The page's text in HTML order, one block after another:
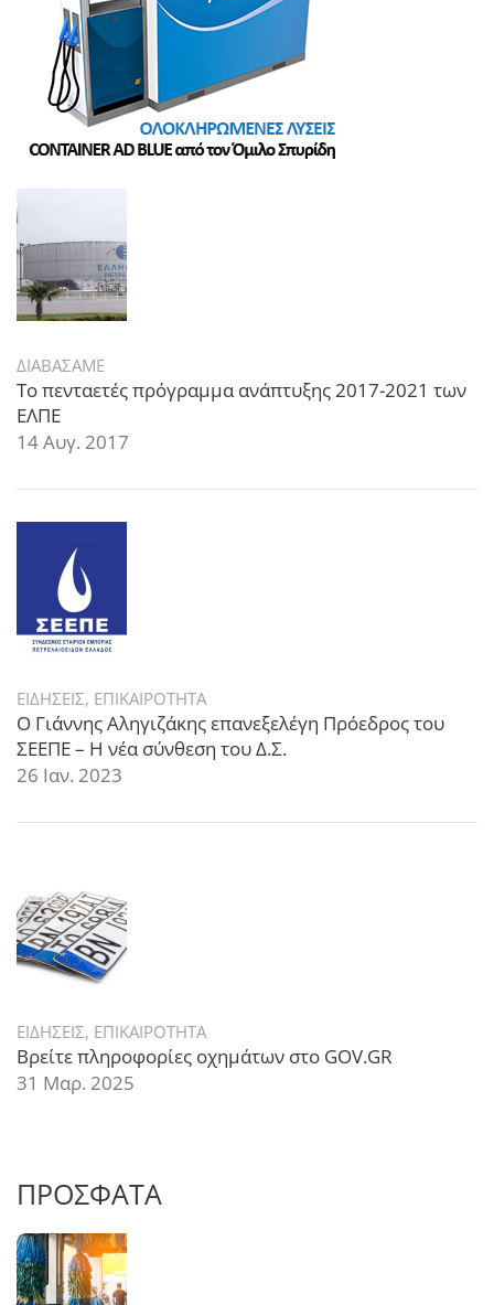
ΔΙΑΒΑΣΑΜΕ
Το πενταετές πρόγραμμα ανάπτυξης 2017-2021 των
ΕΛΠΕ
14 Αυγ. 2017
ΕΙΔΗΣΕΙΣ, ΕΠΙΚΑΙΡΟΤΗΤΑ
Ο Γιάννης Αληγιζάκης επανεξελέγη Πρόεδρος του
ΣΕΕΠΕ – Η νέα σύνθεση του Δ.Σ.
26 Ιαν. 2023
ΕΙΔΗΣΕΙΣ, ΕΠΙΚΑΙΡΟΤΗΤΑ
Βρείτε πληροφορίες οχημάτων στο GOV.GR
31 Μαρ. 2025
ΠΡΟΣΦΑΤΑ